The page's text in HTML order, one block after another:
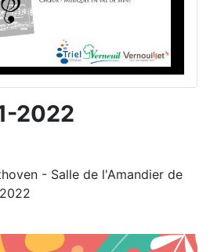
2022
- Salle de l'Amandier de